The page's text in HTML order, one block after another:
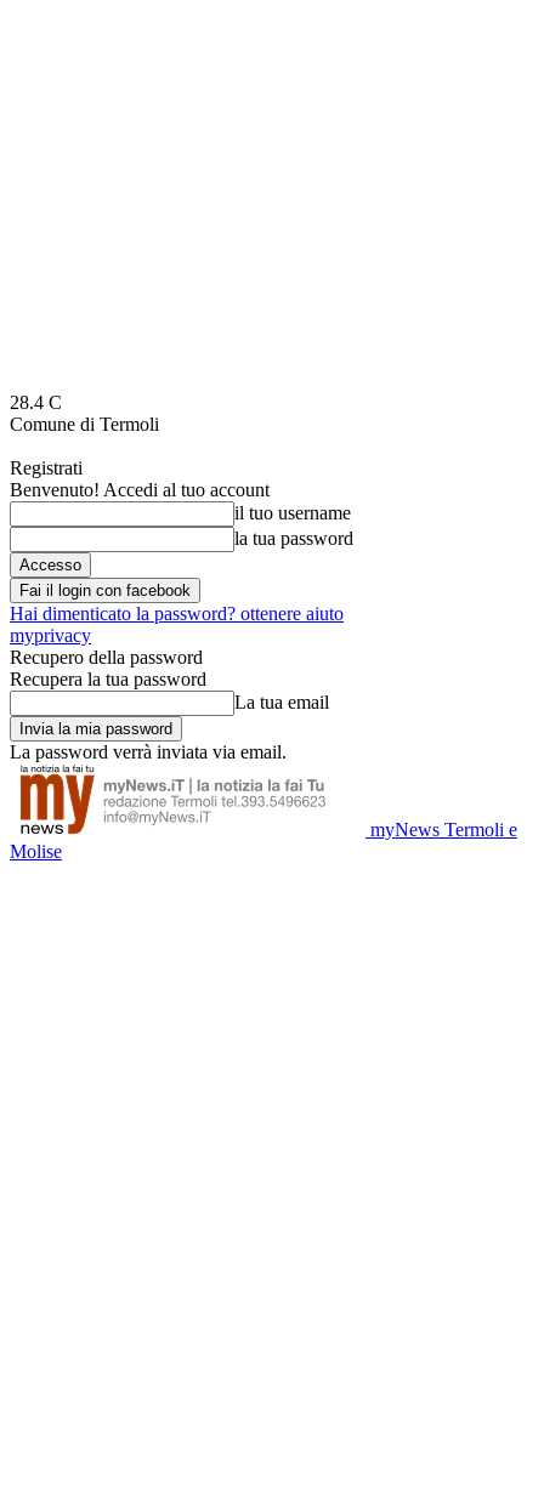
28.4 C
Comune di Termoli
Registrati
Benvenuto! Accedi al tuo account
il tuo username
la tua password
Fai il login con facebook
Hai dimenticato la password? ottenere aiuto
myprivacy
Recupero della password
Recupera la tua password
La tua email
La password verrà inviata via email.
myNews Termoli e
Molise